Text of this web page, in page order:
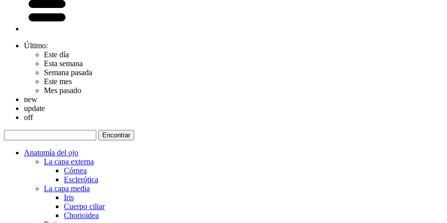
Último:
Este día
Esta semana
Semana pasada
Este mes
Mes pasado
new
update
off
Anatomía del ojo
La capa externa
Córnea
Esclerótica
La capa media
Iris
Cuerpo ciliar
Chorioidea